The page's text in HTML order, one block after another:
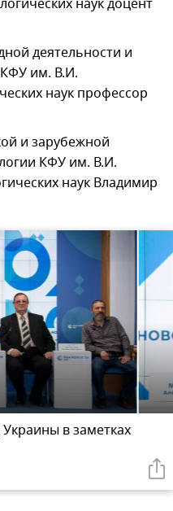
наук доцент
деятельности и
им. В.И.
наук профессор
и зарубежной
КФУ им. В.И.
наук Владимир
в заметках